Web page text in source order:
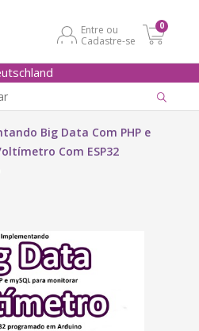
Entre ou
Cadastre-se
0
Big Data Com PHP e
Com ESP32